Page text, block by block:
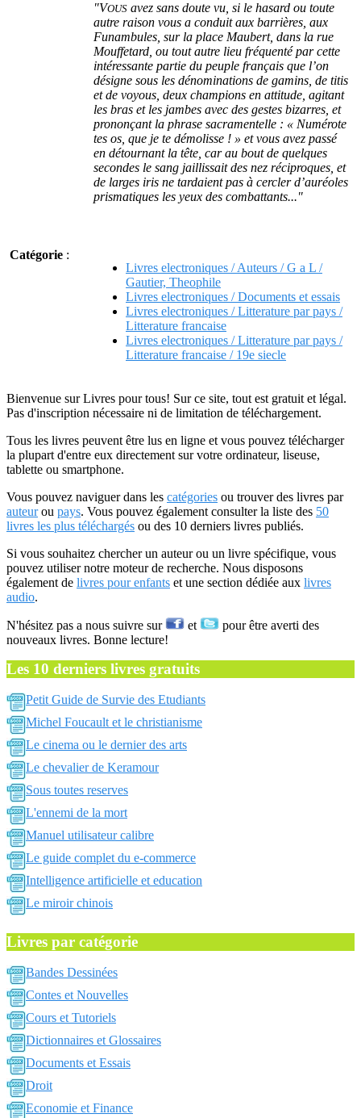
"VOUS avez sans doute vu, si le hasard ou toute
autre raison vous a conduit aux barrières, aux
Funambules, sur la place Maubert, dans la rue
Mouffetard, ou tout autre lieu fréquenté par cette
intéressante partie du peuple français que l’on
désigne sous les dénominations de gamins, de titis
et de voyous, deux champions en attitude, agitant
les bras et les jambes avec des gestes bizarres, et
prononçant la phrase sacramentelle : « Numérote
tes os, que je te démolisse ! » et vous avez passé
en détournant la tête, car au bout de quelques
secondes le sang jaillissait des nez réciproques, et
de larges iris ne tardaient pas à cercler d’auréoles
prismatiques les yeux des combattants..."
Catégorie :
Livres electroniques / Auteurs / G a L /
Gautier, Theophile
Livres electroniques / Documents et essais
Livres electroniques / Litterature par pays /
Litterature francaise
Livres electroniques / Litterature par pays /
Litterature francaise / 19e siecle
Bienvenue sur Livres pour tous! Sur ce site, tout est gratuit et légal.
Pas d'inscription nécessaire ni de limitation de téléchargement.
Tous les livres peuvent être lus en ligne et vous pouvez télécharger
la plupart d'entre eux directement sur votre ordinateur, liseuse,
tablette ou smartphone.
Vous pouvez naviguer dans les catégories ou trouver des livres par
auteurou pays. Vous pouvez également consulter la liste des 50
livres les plus téléchargés ou des 10 derniers livres publiés.
Si vous souhaitez chercher un auteur ou un livre spécifique, vous
pouvez utiliser notre moteur de recherche. Nous disposons
également de livres pour enfants et une section dédiée aux livres
audio.
N'hésitez pas a nous suivre sur et
pour être averti des
nouveaux livres. Bonne lecture!
Les 10 derniers livres gratuits
Petit Guide de Survie des Etudiants
Michel Foucault et le christianisme
Le cinema ou le dernier des arts
Le chevalier de Keramour
Sous toutes reserves
L'ennemi de la mort
Manuel utilisateur calibre
Le guide complet du e-commerce
Intelligence artificielle et education
Le miroir chinois
Livres par catégorie
Bandes Dessinées
Contes et Nouvelles
Cours et Tutoriels
Dictionnaires et Glossaires
Documents et Essais
Droit
Economie et Finance